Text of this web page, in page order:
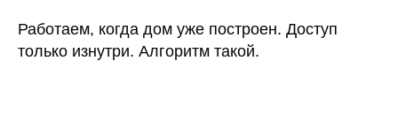
Работаем, когда дом уже построен. Доступ
только изнутри. Алгоритм такой.